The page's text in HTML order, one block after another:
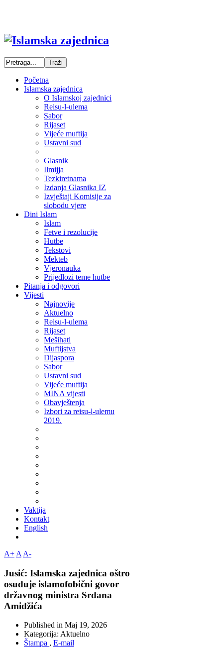
Početna
Islamska zajednica
O Islamskoj zajednici
Reisu-l-ulema
Sabor
Rijaset
Vijeće muftija
Ustavni sud
Glasnik
Ilmijja
Tezkiretnama
Izdanja Glasnika IZ
Izvještaji Komisije za
slobodu vjere
Dini Islam
Islam
Fetve i rezolucije
Hutbe
Tekstovi
Mekteb
Vjeronauka
Prijedlozi teme hutbe
Pitanja i odgovori
Vijesti
Najnovije
Aktuelno
Reisu-l-ulema
Rijaset
Mešihati
Muftijstva
Dijaspora
Sabor
Ustavni sud
Vijeće muftija
MINA vijesti
Obavještenja
Izbori za reisu-l-ulemu
2019.
Vaktija
Kontakt
English
A+ A A-
Jusić: Islamska zajednica oštro
osuđuje islamofobični govor
državnog ministra Srđana
Amidžića
Published in Maj 19, 2026
Kategorija: Aktuelno
Štampa , E-mail